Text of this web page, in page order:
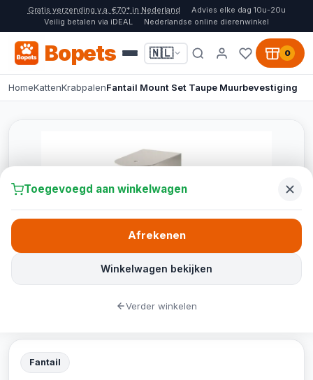
Gratis verzending v.a. €70* in Nederland
Advies elke dag 10u-20u
Veilig betalen via iDEAL
Nederlandse online dierenwinkel
Bopets 🇳🇱 0
HomeKattenKrabpalenFantail Mount Set Taupe Muurbevestiging
Fantail
Toegevoegd aan winkelwagen
Winkelwagen bekijken
Afrekenen
Verder winkelen